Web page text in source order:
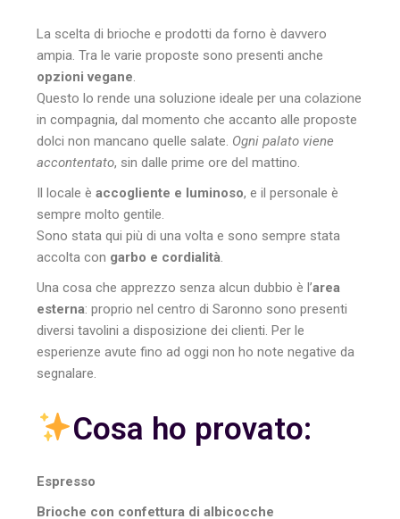
La scelta di brioche e prodotti da forno è davvero
ampia. Tra le varie proposte sono presenti anche
opzioni vegane
Questo lo rende una soluzione ideale per una colazione
in compagnia, dal momento che accanto alle proposte
dolci non mancano quelle salate. Ogni palato viene
accontentato, sin dalle prime ore del mattino.
Il locale èaccogliente e luminoso, e il personale è
sempre molto gentile.
Sono stata qui più di una volta e sono sempre stata
accolta con garbo e cordialità
Una cosa che apprezzo senza alcun dubbio è l’area
esterna: proprio nel centro di Saronno sono presenti
diversi tavolini a disposizione dei clienti. Per le
esperienze avute fino ad oggi non ho note negative da
segnalare.
Cosa ho provato:
Espresso
Brioche con confettura di albicocche